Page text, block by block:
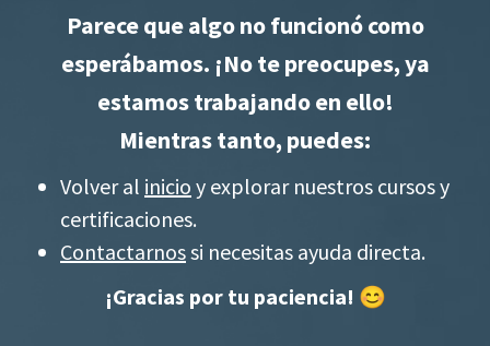
Parece que algo no funcionó como
esperábamos. ¡No te preocupes, ya
estamos trabajando en ello!
Mientras tanto, puedes:
Volver al inicio y explorar nuestros cursos y
certificaciones.
Contactarnossi necesitas ayuda directa.
¡Gracias por tu paciencia! 😊